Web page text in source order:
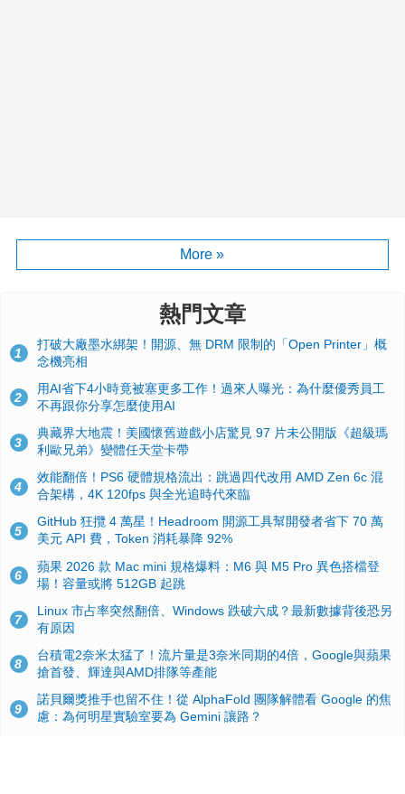
More »
熱門文章
1
打破大廠墨水綁架！開源、無 DRM 限制的「Open Printer」概
念機亮相
2
用AI省下4小時竟被塞更多工作！過來人曝光：為什麼優秀員工
不再跟你分享怎麼使用AI
3
典藏界大地震！美國懷舊遊戲小店驚見 97 片未公開版《超級瑪
利歐兄弟》變體任天堂卡帶
4
效能翻倍！PS6 硬體規格流出：跳過四代改用 AMD Zen 6c 混
合架構，4K 120fps 與全光追時代來臨
5
GitHub 狂攬 4 萬星！Headroom 開源工具幫開發者省下 70 萬
美元 API 費，Token 消耗暴降 92%
6
蘋果 2026 款 Mac mini 規格爆料：M6 與 M5 Pro 異色搭檔登
場！容量或將 512GB 起跳
7
Linux 市占率突然翻倍、Windows 跌破六成？最新數據背後恐另
有原因
8
台積電2奈米太猛了！流片量是3奈米同期的4倍，Google與蘋果
搶首發、輝達與AMD排隊等產能
9
諾貝爾獎推手也留不住！從 AlphaFold 團隊解體看 Google 的焦
慮：為何明星實驗室要為 Gemini 讓路？